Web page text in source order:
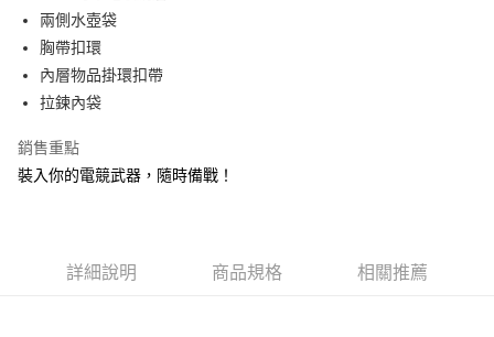
2.透過簡訊連結打開帳單後，可選擇「超商條碼／台灣大直營門市／銀行轉
帳／街口支付／iPASS MONEY」等通路繳費。
【注意事項】
1.本服務係由「台灣大哥大股份有限公司」（以下簡稱本公司）所提供，讓
買賣價金債權讓與本公司後，依約使用本公司帳單繳交帳款。
2.基於同意付款使用「大哥付你分期」之契約關係目的，商店將以您的個人
資料（包含姓名、電話或地址）提供予台灣大哥大進項蒐集、處理及利用，
每筆NT$100，滿NT$1,500(含以上)免運費
付款後門市自取
免運費
貨到付款
每筆NT$80，滿NT$1,000(含以上)免運費
兩側水壺袋
胸帶扣環
內層物品掛環扣帶
拉鍊內袋
銷售重點
裝入你的電競武器，隨時備戰！
詳細說明 商品規格 相關推薦